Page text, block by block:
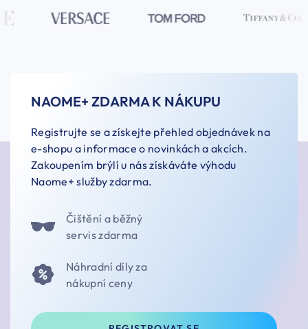
NAOME+ ZDARMA K NÁKUPU
Registrujte se a získejte přehled objednávek na
e-shopu a informace o novinkách a akcích.
Zakoupením brýlí u nás získáváte výhodu
Naome+ služby zdarma.
Čištění a běžný
servis zdarma
Náhradní díly za
nákupní ceny